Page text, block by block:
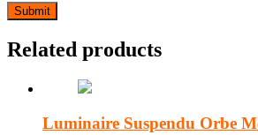
Related products
Luminaire Suspendu Orbe